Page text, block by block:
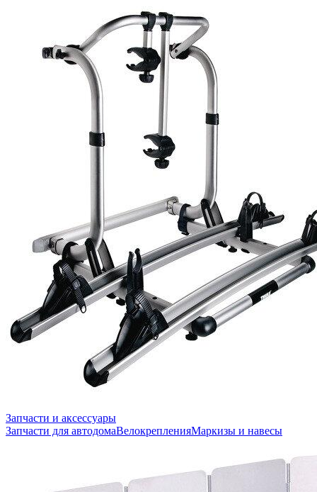
Запчасти и аксессуары
Запчасти для автодомаВелокрепленияМаркизы и навесы